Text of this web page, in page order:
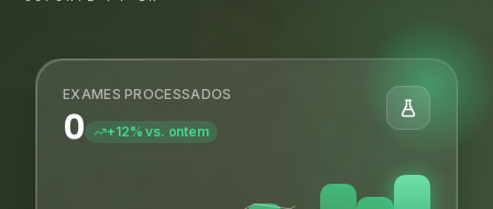
EXAMES PROCESSADOS
0 +12% vs. ontem